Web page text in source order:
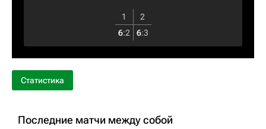
1
2
6:2 6:3
Статистика
Последние матчи между собой